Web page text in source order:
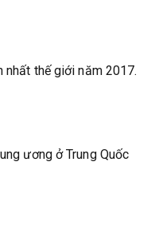
nhất thế giới năm 2017.
ương ở Trung Quốc